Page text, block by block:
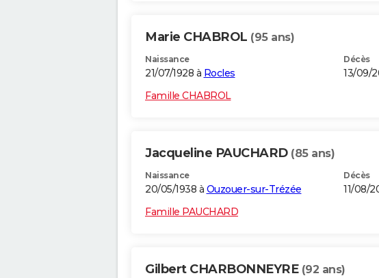
Marie CHABROL (95 ans)
Naissance
21/07/1928 à Rocles
Décès
13/09/
Famille CHABROL
Jacqueline PAUCHARD (85 ans)
Naissance
20/05/1938 à Ouzouer-sur-Trézée
Décès
11/08/
Famille PAUCHARD
Gilbert CHARBONNEYRE (92 ans)